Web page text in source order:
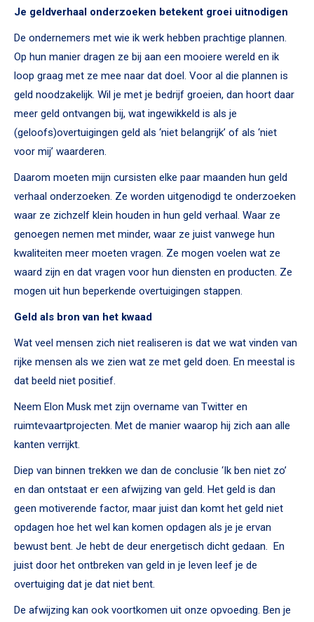
Je geldverhaal onderzoeken betekent groei uitnodigen
De ondernemers met wie ik werk hebben prachtige plannen.
Op hun manier dragen ze bij aan een mooiere wereld en ik
loop graag met ze mee naar dat doel. Voor al die plannen is
geld noodzakelijk. Wil je met je bedrijf groeien, dan hoort daar
meer geld ontvangen bij, wat ingewikkeld is als je
(geloofs)overtuigingen geld als ‘niet belangrijk’ of als ‘niet
voor mij’ waarderen.
Daarom moeten mijn cursisten elke paar maanden hun geld
verhaal onderzoeken. Ze worden uitgenodigd te onderzoeken
waar ze zichzelf klein houden in hun geld verhaal. Waar ze
genoegen nemen met minder, waar ze juist vanwege hun
kwaliteiten meer moeten vragen. Ze mogen voelen wat ze
waard zijn en dat vragen voor hun diensten en producten. Ze
mogen uit hun beperkende overtuigingen stappen.
Geld als bron van het kwaad
Wat veel mensen zich niet realiseren is dat we wat vinden van
rijke mensen als we zien wat ze met geld doen. En meestal is
dat beeld niet positief.
Neem Elon Musk met zijn overname van Twitter en
ruimtevaartprojecten. Met de manier waarop hij zich aan alle
kanten verrijkt.
Diep van binnen trekken we dan de conclusie ‘Ik ben niet zo’
en dan ontstaat er een afwijzing van geld. Het geld is dan
geen motiverende factor, maar juist dan komt het geld niet
opdagen hoe het wel kan komen opdagen als je je ervan
bewust bent. Je hebt de deur energetisch dicht gedaan. En
juist door het ontbreken van geld in je leven leef je de
overtuiging dat je dat niet bent.
De afwijzing kan ook voortkomen uit onze opvoeding. Ben je